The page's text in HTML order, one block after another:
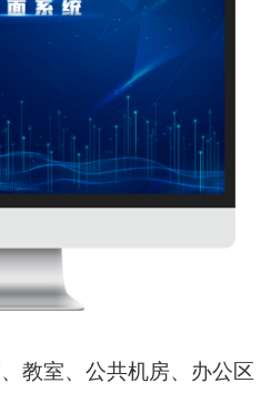
教室、公共机房、办公区